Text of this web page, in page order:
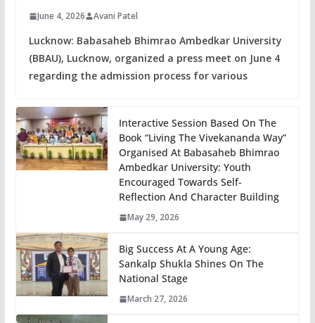
June 4, 2026 Avani Patel
Lucknow: Babasaheb Bhimrao Ambedkar University
(BBAU), Lucknow, organized a press meet on June 4
regarding the admission process for various
Interactive Session Based On The
Book “Living The Vivekananda Way”
Organised At Babasaheb Bhimrao
Ambedkar University: Youth
Encouraged Towards Self-
Reflection And Character Building
May 29, 2026
Big Success At A Young Age:
Sankalp Shukla Shines On The
National Stage
March 27, 2026